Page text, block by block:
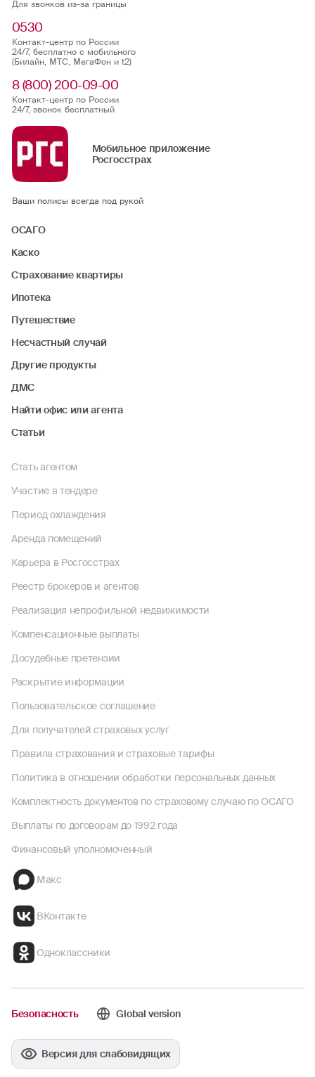
Для звонков из-за границы
0530
Контакт-центр по России
24/7, бесплатно с мобильного
(Билайн, МТС, МегаФон и t2)
8 (800) 200-09-00
Контакт-центр по России
24/7, звонок бесплатный
Мобильное приложение
Росгосстрах
Ваши полисы всегда под рукой
ОСАГО
Каско
Страхование квартиры
Ипотека
Путешествие
Несчастный случай
Другие продукты
ДМС
Найти офис или агента
Статьи
Стать агентом
Участие в тендере
Период охлаждения
Аренда помещений
Карьера в Росгосстрах
Реестр брокеров и агентов
Реализация непрофильной недвижимости
Компенсационные выплаты
Досудебные претензии
Раскрытие информации
Пользовательское соглашение
Для получателей страховых услуг
Правила страхования и страховые тарифы
Политика в отношении обработки персональных данных
Комплектность документов по страховому случаю по ОСАГО
Выплаты по договорам до 1992 года
Финансовый уполномоченный
Макс
ВКонтакте
Одноклассники
Безопасность Global version
Версия для слабовидящих